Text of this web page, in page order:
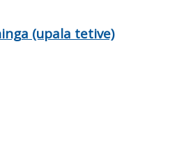
(upala tetive)